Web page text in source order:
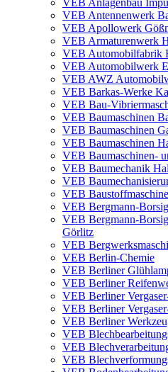
VEB Anlagenbau
VEB Antennenwerk
VEB Apollowerk
VEB Armaturenwerk
VEB Automobilfabrik
VEB Automobilwerk
VEB AWZ
VEB Barkas-Werke
VEB Bau-
VEB Baumaschinen
VEB Baumaschinen
VEB Baumaschinen
VEB Baumaschinen-
VEB Baumechanik
VEB
VEB
VEB Bergmann-
VEB Bergmann-
Görlitz
VEB
VEB Berlin-Chemie
VEB Berliner
VEB Berliner
VEB Berliner
VEB Berliner
VEB Berliner
VEB
VEB
VEB